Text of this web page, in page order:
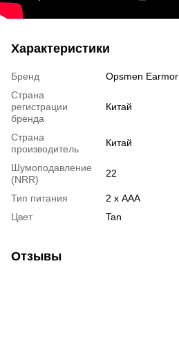
Характеристики
Бренд
Opsmen Earmor
Страна
регистрации
бренда
Китай
Страна
производитель
Китай
Шумоподавление
(NRR)
22
Тип питания
2 х AAA
Цвет
Tan
Отзывы